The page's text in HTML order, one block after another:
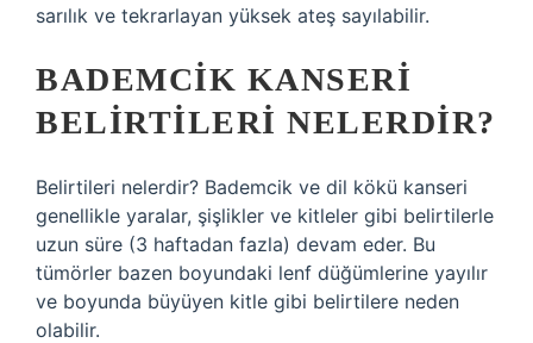
sarılık ve tekrarlayan yüksek ateş sayılabilir.
BADEMCIK KANSERI
BELIRTILERI NELERDIR?
Belirtileri nelerdir? Bademcik ve dil kökü kanseri
genellikle yaralar, şişlikler ve kitleler gibi belirtilerle
uzun süre (3 haftadan fazla) devam eder. Bu
tümörler bazen boyundaki lenf düğümlerine yayılır
ve boyunda büyüyen kitle gibi belirtilere neden
olabilir.